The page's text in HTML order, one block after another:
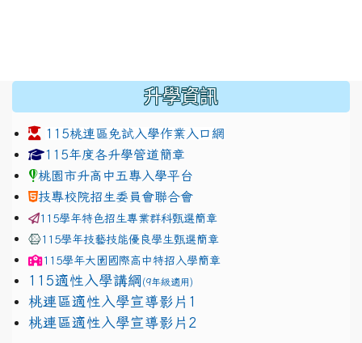
升學資訊
115桃連區免試入學作業入口網
link to https://www.jhjhs.tyc.edu.tw/modules/
115年度各升學管道簡章
桃園市升高中五專入學平台
技專校院招生委員會聯合會
115學年特色招生專業群科甄選簡章
115學年技藝技能優良學生甄選簡章
115學年大園國際高中特招入學簡章
115適性入學講綱 (9年級適用)
link to https://docs.google.com/presentation/d/
桃連區適性入學宣導影片1
link to https://docs.google.com/presentation/d/
桃連區適性入學宣導影片2